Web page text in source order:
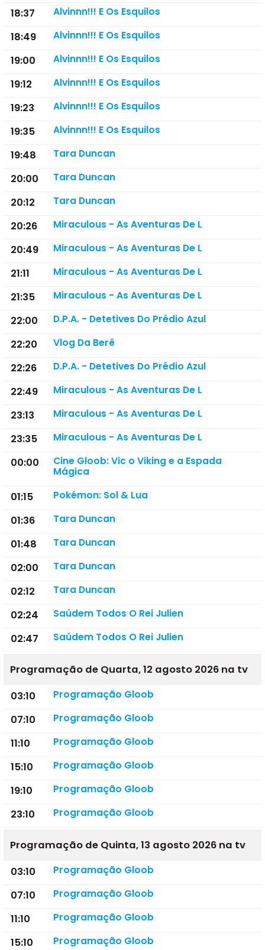
18:37 Alvinnn!!! E Os Esquilos
18:49 Alvinnn!!! E Os Esquilos
19:00 Alvinnn!!! E Os Esquilos
19:12 Alvinnn!!! E Os Esquilos
19:23 Alvinnn!!! E Os Esquilos
19:35 Alvinnn!!! E Os Esquilos
19:48 Tara Duncan
20:00 Tara Duncan
20:12 Tara Duncan
20:26 Miraculous - As Aventuras De L
20:49 Miraculous - As Aventuras De L
21:11 Miraculous - As Aventuras De L
21:35 Miraculous - As Aventuras De L
22:00 D.P.A. - Detetives Do Prédio Azul
22:20 Vlog Da Berê
22:26 D.P.A. - Detetives Do Prédio Azul
22:49 Miraculous - As Aventuras De L
23:13 Miraculous - As Aventuras De L
23:35 Miraculous - As Aventuras De L
00:00
Cine Gloob: Vic o Viking e a Espada
Mágica
01:15 Pokémon: Sol & Lua
01:36 Tara Duncan
01:48 Tara Duncan
02:00 Tara Duncan
02:12 Tara Duncan
02:24 Saúdem Todos O Rei Julien
02:47 Saúdem Todos O Rei Julien
Programação de Quarta, 12 agosto 2026 na tv
03:10
Programação Gloob
07:10 Programação Gloob
11:10 Programação Gloob
15:10 Programação Gloob
19:10 Programação Gloob
23:10 Programação Gloob
Programação de Quinta, 13 agosto 2026 na tv
03:10
Programação Gloob
07:10 Programação Gloob
11:10 Programação Gloob
15:10 Programação Gloob